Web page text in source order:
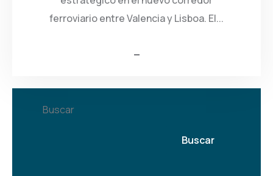
ferroviario entre Valencia y Lisboa. El...
Buscar
Buscar